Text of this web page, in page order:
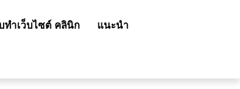
ทำเว็บไซต์ คลินิก แนะนำ